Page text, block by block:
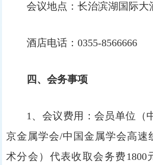
会议地点：长治滨湖国际大
酒店电话：0355-8566666
四、 会务事项
1、会议费用：会员单位（
京金属学会/中国金属学会高速
术分会）代表收取会务费1800